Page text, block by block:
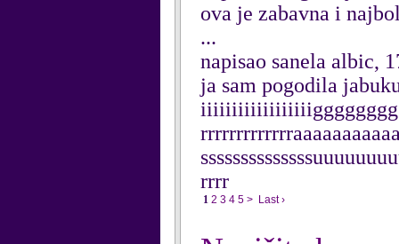
ova je zabavna i
...
napisao sanela albic,
ja sam pogodila
rrrr
1 2 3 4 5 > Last ›